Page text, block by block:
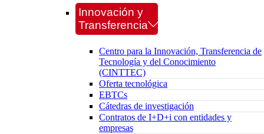
Innovación y
Transferencia
Centro para la Innovación, Transferencia de
Tecnología y del Conocimiento
(CINTTEC)
Oferta tecnológica
EBTCs
Cátedras de investigación
Contratos de I+D+i con entidades y
empresas